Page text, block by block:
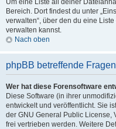
Um eine Liste all deiner
Bereich. Dort findest du unter
verwalten“, über den du eine
verwalten kannst.
Nach oben
phpBB betreffende Fragen
Wer hat diese Forensoftware
Diese Software (in ihrer
entwickelt und veröffentlicht. Sie
der GNU General Public License,
frei vertrieben werden. Weitere